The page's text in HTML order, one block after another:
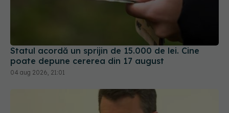
Statul acordă un sprijin de 15.000 de lei. Cine
poate depune cererea din 17 august
04 aug 2026, 21:01